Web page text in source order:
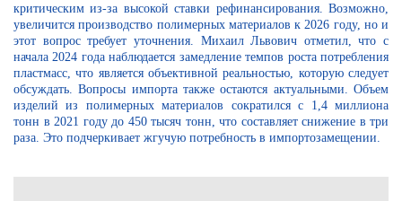
критическим из-за высокой ставки рефинансирования. Возможно,
увеличится производство полимерных материалов к 2026 году, но и
этот вопрос требует уточнения. Михаил Львович отметил, что с
начала 2024 года наблюдается замедление темпов роста потребления
пластмасс, что является объективной реальностью, которую следует
обсуждать. Вопросы импорта также остаются актуальными. Объем
изделий из полимерных материалов сократился с 1,4 миллиона
тонн в 2021 году до 450 тысяч тонн, что составляет снижение в три
раза. Это подчеркивает жгучую потребность в импортозамещении.